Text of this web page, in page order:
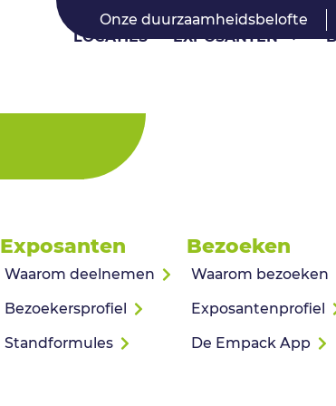
Onze duurzaamheidsbelofte
LOCATIES
EXPOSANTEN
Exposanten
Waarom deelnemen
Bezoekersprofiel
Standformules
Bezoeken
Waarom bezoeken
Exposantenprofiel
De Empack App